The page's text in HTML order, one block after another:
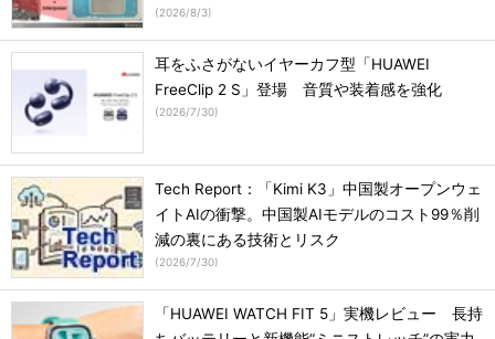
(2026/8/3)
耳をふさがないイヤーカフ型「HUAWEI
FreeClip 2 S」登場 音質や装着感を強化
(2026/7/30)
Tech Report：「Kimi K3」中国製オープンウェ
イトAIの衝撃。中国製AIモデルのコスト99％削
減の裏にある技術とリスク
(2026/7/30)
「HUAWEI WATCH FIT 5」実機レビュー 長持